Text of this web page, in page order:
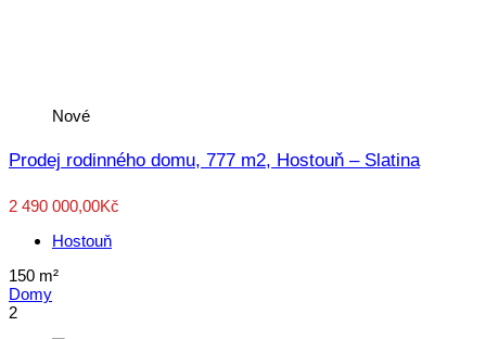
Nové
Prodej rodinného domu, 777 m2, Hostouň – Slatina
2 490 000,00Kč
Hostouň
150 m²
Domy
2